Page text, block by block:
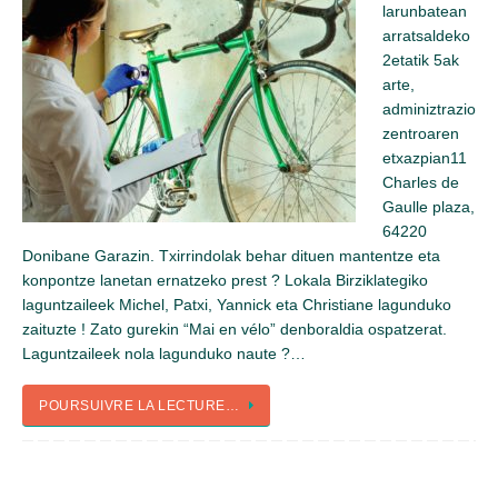
larunbatean
arratsaldeko
2etatik 5ak
arte,
adminiztrazio
zentroaren
etxazpian11
Charles de
Gaulle plaza,
64220
Donibane Garazin. Txirrindolak behar dituen mantentze eta
konpontze lanetan ernatzeko prest ? Lokala Birziklategiko
laguntzaileek Michel, Patxi, Yannick eta Christiane lagunduko
zaituzte ! Zato gurekin “Mai en vélo” denboraldia ospatzerat.
Laguntzaileek nola lagunduko naute ?…
POURSUIVRE LA LECTURE…